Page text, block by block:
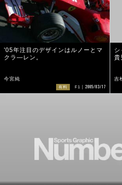
'05年注目のデザインはルノーとマ
クラ―レン。
今宮純
有料 F1 2005/03/17
シ
貴
吉